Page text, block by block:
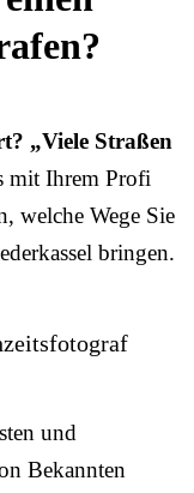
„Viele Straßen
mit Ihrem Profi
welche Wege Sie
bringen.
und
Bekannten